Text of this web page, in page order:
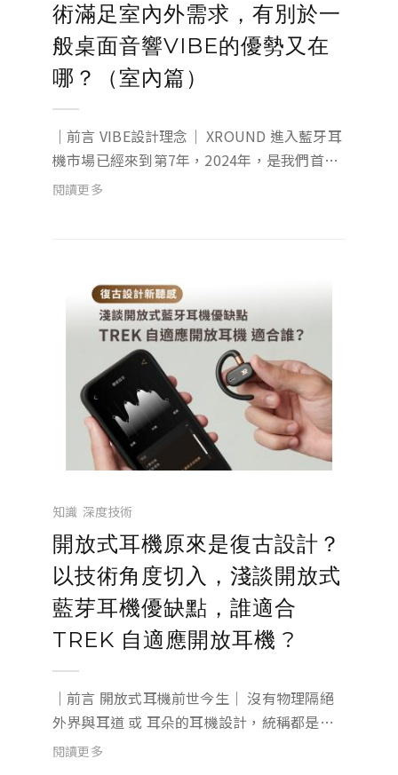
術滿足室內外需求，有別於一
般桌面音響VIBE的優勢又在
哪？（室內篇）
｜前言 VIBE設計理念｜ XROUND 進入藍牙耳
機市場已經來到第7年，2024年，是我們首次
跨足藍牙音響領域，始終恪守「重新定義聆聽
閱讀更多
知識 深度技術
開放式耳機原來是復古設計？
以技術角度切入，淺談開放式
藍芽耳機優缺點，誰適合
TREK 自適應開放耳機 ?
｜前言 開放式耳機前世今生｜ 沒有物理隔絕
外界與耳道 或 耳朵的耳機設計，統稱都是開
放式耳機。 耳機「開放式」「氣導式」的設
閱讀更多